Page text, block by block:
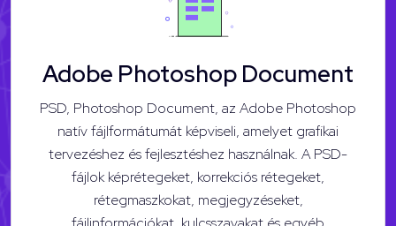
Adobe Photoshop Document
PSD, Photoshop Document, az Adobe Photoshop
natív fájlformátumát képviseli, amelyet grafikai
tervezéshez és fejlesztéshez használnak. A PSD-
fájlok képrétegeket, korrekciós rétegeket,
rétegmaszkokat, megjegyzéseket,